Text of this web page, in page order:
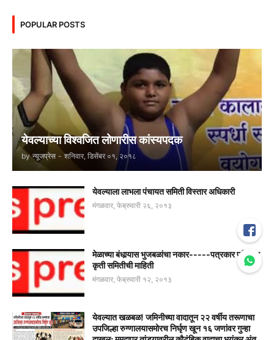
POPULAR POSTS
येवल्याच्या विश्वजित लोणारीस कांस्यपदक
by न्यूजप्रेस - शनिवार, डिसेंबर ०१, २०१८
येवल्याला लाभला पंचायत समिती विस्तार अधिकारी
मंगळवार, फेब्रुवारी २६, २०१३
मेळाच्या बंधार्‍यास भुजबळांचा नकार-----पत्रकार परिषदेत
कृती समितीची माहिती
मंगळवार, फेब्रुवारी १२, २०१३
येवल्यात खळबळ! जमिनीच्या वादातून २२ वर्षीय तरूणाचा
उपजिल्हा रुग्णालयासमोरच निर्घृण खून १६ जणांवर गुन्हा